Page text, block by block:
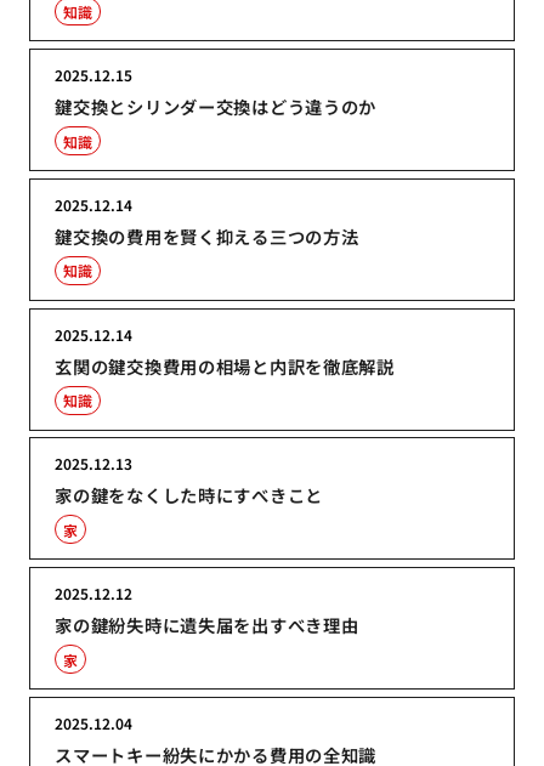
知識
鍵交換とシリンダー交換はどう違うのか
2025.12.15
知識
鍵交換の費用を賢く抑える三つの方法
2025.12.14
知識
玄関の鍵交換費用の相場と内訳を徹底解説
2025.12.14
知識
家の鍵をなくした時にすべきこと
2025.12.13
家
家の鍵紛失時に遺失届を出すべき理由
2025.12.12
家
スマートキー紛失にかかる費用の全知識
2025.12.04